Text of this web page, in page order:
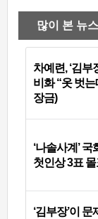
많이 본 뉴스
차예련, ‘김부
비화 “옷 벗
장금)
‘나솔사계’
첫인상 3표
‘김부장’이